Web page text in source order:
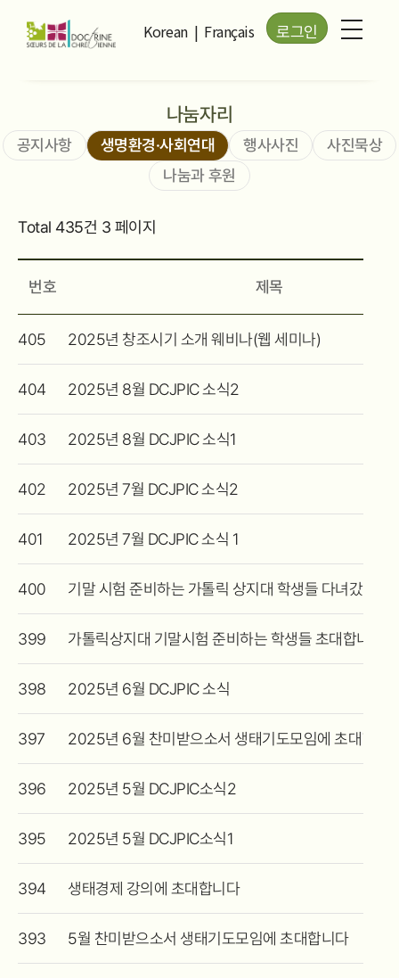
Korean| Français 로그인
나눔자리
공지사항 생명환경·사회연대 행사사진
사진묵상
나눔과 후원
Total 435건 3 페이지
목록
번호 제목
405 2025년 창조시기 소개 웨비나(웹 세미나)
404 2025년 8월 DCJPIC 소식2
403 2025년 8월 DCJPIC 소식1
402 2025년 7월 DCJPIC 소식2
401 2025년 7월 DCJPIC 소식 1
400 기말 시험 준비하는 가톨릭 상지대 학생들 다녀갔습니
399 가톨릭상지대 기말시험 준비하는 학생들 초대합니다
398 2025년 6월 DCJPIC 소식
397 2025년 6월 찬미받으소서 생태기도모임에 초대합니
396 2025년 5월 DCJPIC소식2
395 2025년 5월 DCJPIC소식1
394 생태경제 강의에 초대합니다
393 5월 찬미받으소서 생태기도모임에 초대합니다